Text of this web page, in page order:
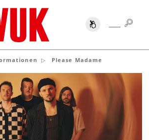
NAVIGATION SUCHE
Please Madame